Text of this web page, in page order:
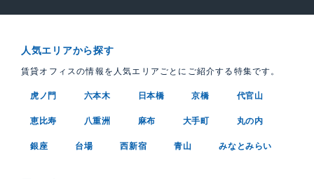
人気エリアから探す
賃貸オフィスの情報を人気エリアごとにご紹介する特集です。
虎ノ門 六本木 日本橋 京橋 代官山
恵比寿 八重洲 麻布 大手町 丸の内
銀座 台場 西新宿 青山 みなとみらい